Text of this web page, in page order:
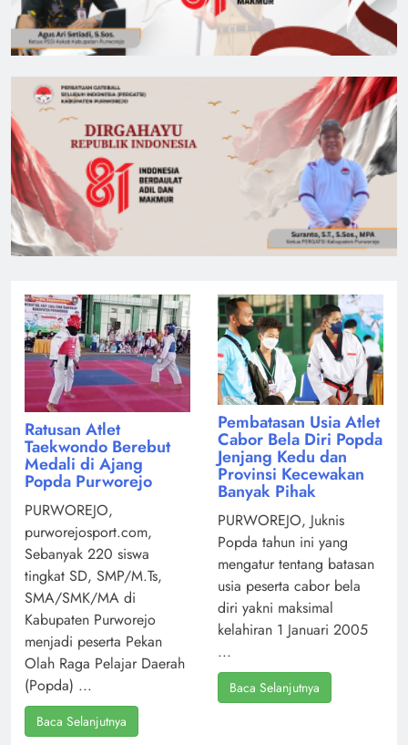
Ratusan Atlet
Taekwondo Berebut
Medali di Ajang
Popda Purworejo
PURWOREJO,
purworejosport.com,
Sebanyak 220 siswa
tingkat SD, SMP/M.Ts,
SMA/SMK/MA di
Kabupaten Purworejo
menjadi peserta Pekan
Olah Raga Pelajar Daerah
(Popda) ...
Baca Selanjutnya
Pembatasan Usia Atlet
Cabor Bela Diri Popda
Jenjang Kedu dan
Provinsi Kecewakan
Banyak Pihak
PURWOREJO, Juknis
Popda tahun ini yang
mengatur tentang batasan
usia peserta cabor bela
diri yakni maksimal
kelahiran 1 Januari 2005
...
Baca Selanjutnya